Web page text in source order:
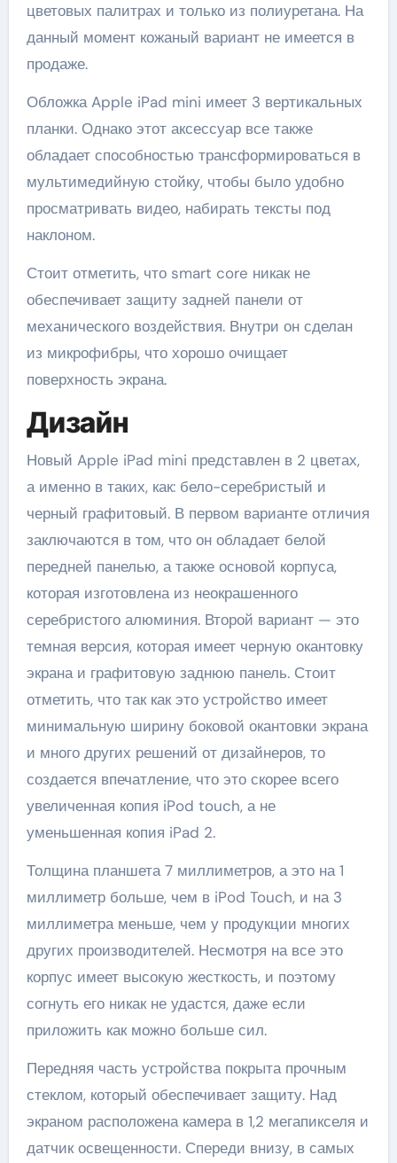
цветовых палитрах и только из полиуретана. На
данный момент кожаный вариант не имеется в
продаже.
Обложка Apple iPad mini имеет 3 вертикальных
планки. Однако этот аксессуар все также
обладает способностью трансформироваться в
мультимедийную стойку, чтобы было удобно
просматривать видео, набирать тексты под
наклоном.
Стоит отметить, что smart core никак не
обеспечивает защиту задней панели от
механического воздействия. Внутри он сделан
из микрофибры, что хорошо очищает
поверхность экрана.
Дизайн
Новый Apple iPad mini представлен в 2 цветах,
а именно в таких, как: бело-серебристый и
черный графитовый. В первом варианте отличия
заключаются в том, что он обладает белой
передней панелью, а также основой корпуса,
которая изготовлена из неокрашенного
серебристого алюминия. Второй вариант — это
темная версия, которая имеет черную окантовку
экрана и графитовую заднюю панель. Стоит
отметить, что так как это устройство имеет
минимальную ширину боковой окантовки экрана
и много других решений от дизайнеров, то
создается впечатление, что это скорее всего
увеличенная копия iPod touch, а не
уменьшенная копия iPad 2.
Толщина планшета 7 миллиметров, а это на 1
миллиметр больше, чем в iPod Touch, и на 3
миллиметра меньше, чем у продукции многих
других производителей. Несмотря на все это
корпус имеет высокую жесткость, и поэтому
согнуть его никак не удастся, даже если
приложить как можно больше сил.
Передняя часть устройства покрыта прочным
стеклом, который обеспечивает защиту. Над
экраном расположена камера в 1,2 мегапикселя и
датчик освещенности. Спереди внизу, в самых